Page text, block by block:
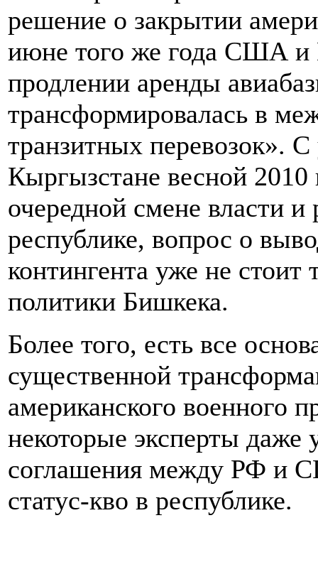
решение о закрытии
июне того же года США и
продлении аренды
трансформировалась в
транзитных перевозок».
Кыргызстане весной
очередной смене власти и
республике, вопрос о
контингента уже не стоит
политики Бишкека.
Более того, есть все
существенной
американского военного
некоторые эксперты даже
соглашения между РФ и
статус-кво в республике.